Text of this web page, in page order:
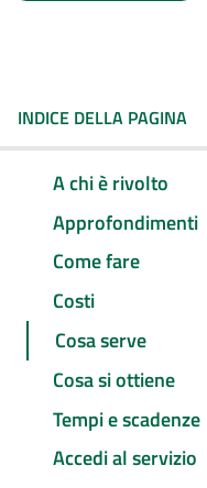
INDICE DELLA PAGINA
A chi è rivolto
Approfondimenti
Come fare
Costi
Cosa serve
Cosa si ottiene
Tempi e scadenze
Accedi al servizio